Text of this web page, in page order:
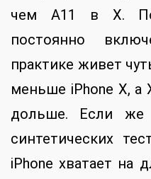
чем A11 в X.
постоянно
практике живет
меньше iPhone X, а
дольше. Если же
синтетических
iPhone хватает на